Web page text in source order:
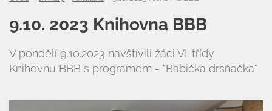
9.10. 2023 Knihovna BBB
V pondělí 9.10.2023 navštívili žáci VI. třídy
Knihovnu BBB s programem - "Babička drsňačka"